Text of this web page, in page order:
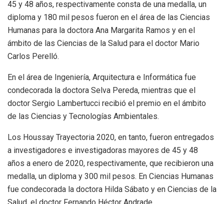
45 y 48 años, respectivamente consta de una medalla, un
diploma y 180 mil pesos fueron en el área de las Ciencias
Humanas para la doctora Ana Margarita Ramos y en el
ámbito de las Ciencias de la Salud para el doctor Mario
Carlos Perelló.
En el área de Ingeniería, Arquitectura e Informática fue
condecorada la doctora Selva Pereda, mientras que el
doctor Sergio Lambertucci recibió el premio en el ámbito
de las Ciencias y Tecnologías Ambientales.
Los Houssay Trayectoria 2020, en tanto, fueron entregados
a investigadores e investigadoras mayores de 45 y 48
años a enero de 2020, respectivamente, que recibieron una
medalla, un diploma y 300 mil pesos. En Ciencias Humanas
fue condecorada la doctora Hilda Sábato y en Ciencias de la